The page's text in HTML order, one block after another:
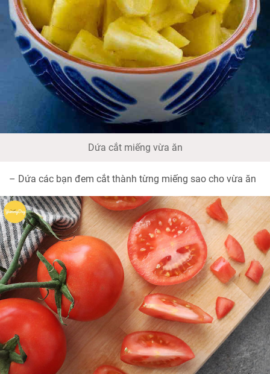
Dứa cắt miếng vừa ăn
– Dứa các bạn đem cắt thành từng miếng sao cho vừa ăn